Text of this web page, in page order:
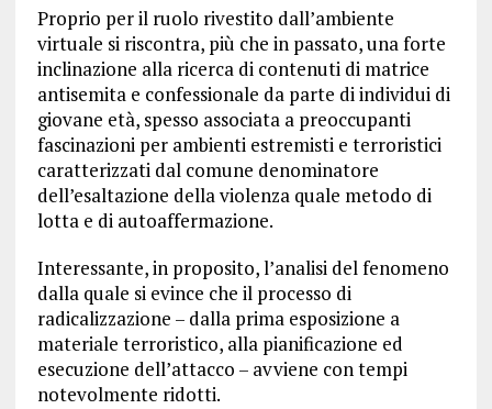
Proprio per il ruolo rivestito dall’ambiente
virtuale si riscontra, più che in passato, una forte
inclinazione alla ricerca di contenuti di matrice
antisemita e confessionale da parte di individui di
giovane età, spesso associata a preoccupanti
fascinazioni per ambienti estremisti e terroristici
caratterizzati dal comune denominatore
dell’esaltazione della violenza quale metodo di
lotta e di autoaffermazione.
Interessante, in proposito, l’analisi del fenomeno
dalla quale si evince che il processo di
radicalizzazione – dalla prima esposizione a
materiale terroristico, alla pianificazione ed
esecuzione dell’attacco – avviene con tempi
notevolmente ridotti.